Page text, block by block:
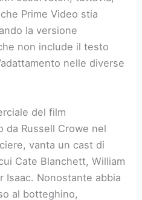
Prime Video stia
la versione
non include il testo
nelle diverse
del film
da Russell Crowe nel
vanta un cast di
Cate Blanchett, William
Isaac. Nonostante abbia
al botteghino,